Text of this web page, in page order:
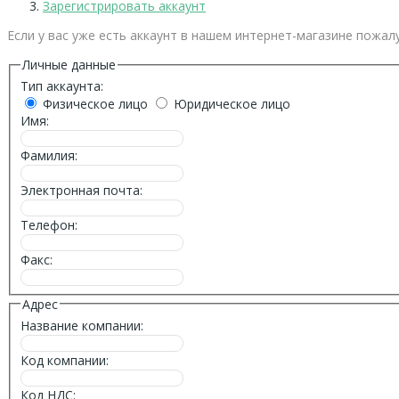
Зарегистрировать аккаунт
Если у вас уже есть аккаунт в нашем интернет-магазине
Личные данные
Тип аккаунта:
Физическое лицо
Юридическое лицо
Имя:
Фамилия:
Электронная почта:
Телефон:
Факс:
Адрес
Название компании:
Код компании:
Код НДС: